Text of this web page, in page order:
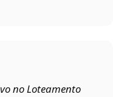
no Loteamento